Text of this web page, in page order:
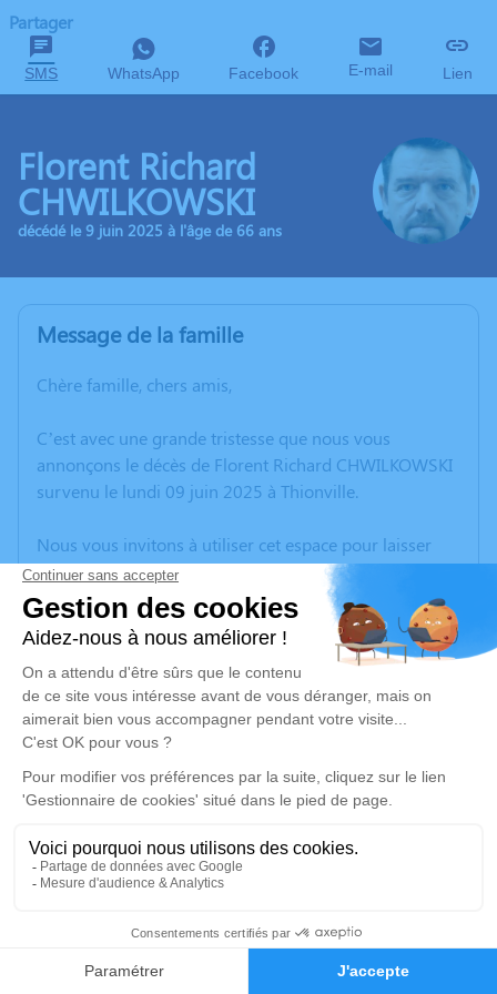
Faire-part Hommages
Partager
SMS WhatsApp Facebook E-mail Lien
Florent Richard
CHWILKOWSKI
décédé le 9 juin 2025 à l'âge de 66 ans
Message de la famille
Chère famille, chers amis,
C’est avec une grande tristesse que nous vous
annonçons le décès de Florent Richard CHWILKOWSKI
survenu le lundi 09 juin 2025 à Thionville.
Nous vous invitons à utiliser cet espace pour laisser
vos condoléances, partager des photos souvenirs, une
anecdote ou exprimer vos pensées à travers des
poèmes ou des textes. Cet endroit est un lieu
d'expression dédié à honorer la mémoire de Florent
Richard CHWILKOWSKI.
Un service de plantation d’arbre hommage est
disponible ici.
Je rends hommage
Cérémonie civile
Crématorium de Thionville
7, Rue du Souvenir Français